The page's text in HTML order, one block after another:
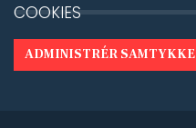
COOKIES
ADMINISTRÉR SAMTYKKE